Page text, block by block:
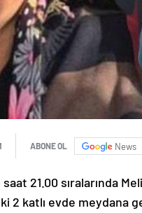
ABONE OL News
saat 21.00 sıralarında
2 katlı evde meydana